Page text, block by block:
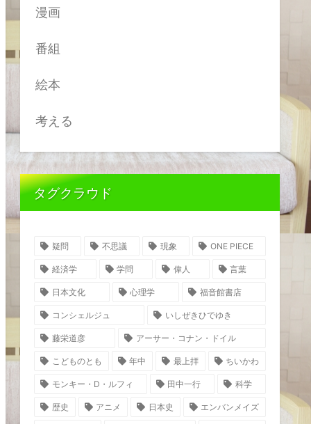
漫画
番組
絵本
考える
タグクラウド
疑問 不思議 現象 ONE PIECE
経済学 学問 偉人 言葉
日本文化 心理学 福音館書店
コンシェルジュ いしぜきひでゆき
藤栄道彦 アーサー・コナン・ドイル
こどものとも 年中 最上拝 ちいかわ
モンキー・D・ルフィ 田中一行 科学
歴史 アニメ 日本史 エンバンメイズ